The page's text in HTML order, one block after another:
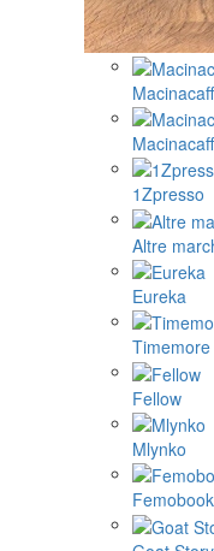
1Zpresso
Altre
Eureka
Timemore
Fellow
Mlynko
Femobook